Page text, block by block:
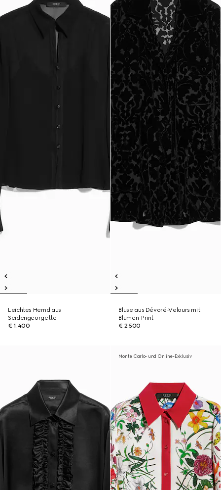
Leichtes Hemd aus
Seidengeorgette
€ 1.400
Bluse aus Dévoré-Velours mit
Blumen-Print
€ 2.500
Monte Carlo- und Online-Exklusiv